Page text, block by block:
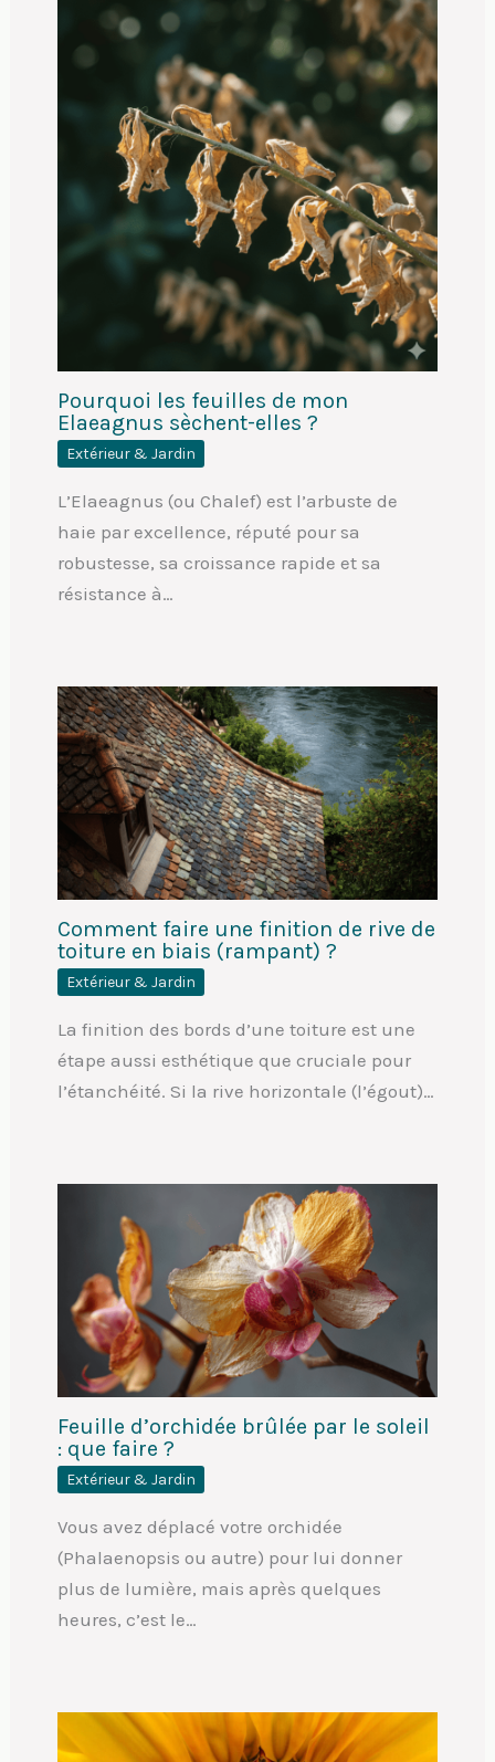
Pourquoi les feuilles de mon
Elaeagnus sèchent-elles ?
Extérieur & Jardin
L’Elaeagnus (ou Chalef) est l’arbuste de
haie par excellence, réputé pour sa
robustesse, sa croissance rapide et sa
résistance à…
Comment faire une finition de rive de
toiture en biais (rampant) ?
Extérieur & Jardin
La finition des bords d’une toiture est une
étape aussi esthétique que cruciale pour
l’étanchéité. Si la rive horizontale (l’égout)…
Feuille d’orchidée brûlée par le soleil
: que faire ?
Extérieur & Jardin
Vous avez déplacé votre orchidée
(Phalaenopsis ou autre) pour lui donner
plus de lumière, mais après quelques
heures, c’est le…